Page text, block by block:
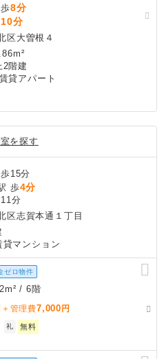
8分
10分
区大曽根４
階建
貸アパート
を探す
15分
歩4分
分
区志賀本通１丁目
貸マンション
ゼロ物件
/ 6階
＋管理費7,000 円
礼 無料